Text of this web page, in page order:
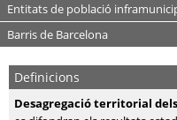
Entitats de població
Barris de Barcelona
Definicions
Desagregació territorial